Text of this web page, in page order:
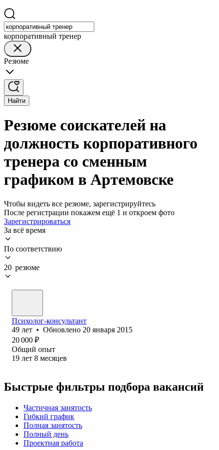
корпоративный тренер
Резюме
Найти
Резюме соискателей на
должность корпоративного
тренера со сменным
графиком в Артемовске
Чтобы видеть все резюме, зарегистрируйтесь
После регистрации покажем ещё 1 и откроем фото
Зарегистрироваться
За всё время
По соответствию
20 резюме
Психолог-консультант
49 лет • Обновлено 20 января 2015
20 000 ₽
Общий опыт
19 лет 8 месяцев
Быстрые фильтры подбора вакансий
Частичная занятость
Гибкий график
Полная занятость
Полный день
Проектная работа